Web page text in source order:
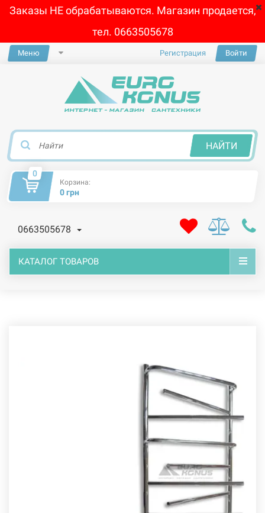
Заказы НЕ обрабатываются. Магазин продается,
тел. 0663505678
Меню Регистрация Войти
НАЙТИ
0
Корзина:
0 грн
0663505678
КАТАЛОГ ТОВАРОВ